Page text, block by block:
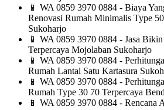
📱 WA 0859 3970 0884 - Biaya
Renovasi Rumah Minimalis Type
Sukoharjo
📱 WA 0859 3970 0884 - Jasa
Terpercaya Mojolaban Sukoharjo
📱 WA 0859 3970 0884 -
Rumah Lantai Satu Kartasura
📱 WA 0859 3970 0884 -
Rumah Type 30 70 Terpercaya
📱 WA 0859 3970 0884 - Rencana